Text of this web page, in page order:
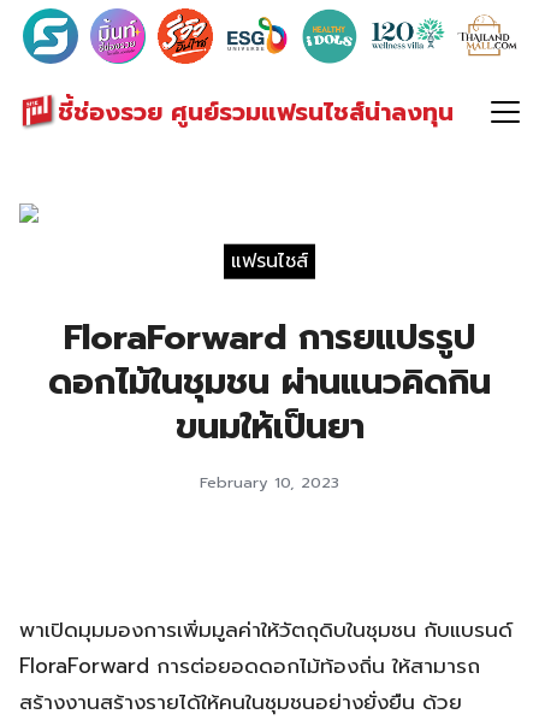
ชี้ช่องรวย ศูนย์รวมแฟรนไชส์น่าลงทุน
Search
for:
แฟรนไชส์
FloraForward การยแปรรูป
ดอกไม้ในชุมชน ผ่านแนวคิดกิน
ขนมให้เป็นยา
February 10, 2023
พาเปิดมุมมองการเพิ่มมูลค่าให้วัตถุดิบในชุมชน กับแบรนด์
FloraForward การต่อยอดดอกไม้ท้องถิ่น ให้สามารถ
สร้างงานสร้างรายได้ให้คนในชุมชนอย่างยั่งยืน ด้วย